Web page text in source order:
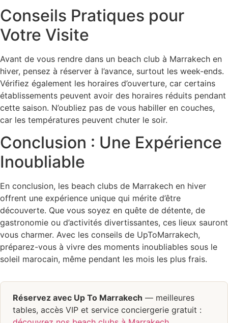
Conseils Pratiques pour
Votre Visite
Avant de vous rendre dans un beach club à Marrakech en
hiver, pensez à réserver à l’avance, surtout les week-ends.
Vérifiez également les horaires d’ouverture, car certains
établissements peuvent avoir des horaires réduits pendant
cette saison. N’oubliez pas de vous habiller en couches,
car les températures peuvent chuter le soir.
Conclusion : Une Expérience
Inoubliable
En conclusion, les beach clubs de Marrakech en hiver
offrent une expérience unique qui mérite d’être
découverte. Que vous soyez en quête de détente, de
gastronomie ou d’activités divertissantes, ces lieux sauront
vous charmer. Avec les conseils de UpToMarrakech,
préparez-vous à vivre des moments inoubliables sous le
soleil marocain, même pendant les mois les plus frais.
Réservez avec Up To Marrakech — meilleures
tables, accès VIP et service conciergerie gratuit :